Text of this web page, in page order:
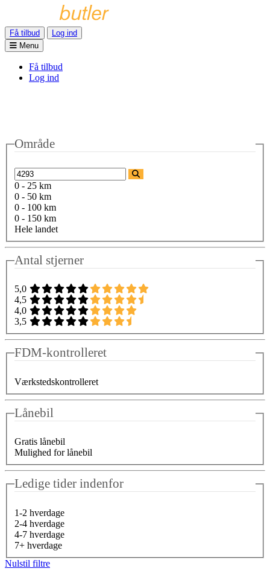
Få tilbud
Log ind
Menu
Få tilbud
Log ind
Område
0 - 25 km
0 - 50 km
0 - 100 km
0 - 150 km
Hele landet
Antal stjerner
5,0
4,5
4,0
3,5
FDM-kontrolleret
Værkstedskontrolleret
Lånebil
Gratis lånebil
Mulighed for lånebil
Ledige tider indenfor
1-2 hverdage
2-4 hverdage
4-7 hverdage
7+ hverdage
Nulstil filtre